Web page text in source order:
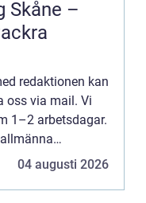
Skåne –
redaktionen kan
oss via mail. Vi
1–2 arbetsdagar.
sida.
04 augusti 2026